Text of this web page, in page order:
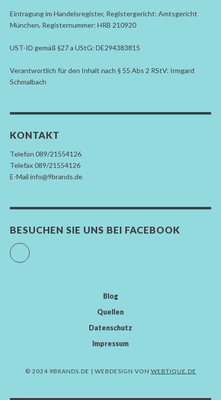
Eintragung im Handelsregister, Registergericht: Amtsgericht
München, Registernummer: HRB 210920
UST-ID gemäß §27 a UStG: DE294383815
Verantwortlich für den Inhalt nach § 55 Abs 2 RStV: Irmgard
Schmalbach
KONTAKT
Telefon 089/21554126
Telefax 089/21554126
E-Mail info@9brands.de
BESUCHEN SIE UNS BEI FACEBOOK
Facebook
Blog
Quellen
Datenschutz
Impressum
© 2024 9BRANDS.DE | WEBDESIGN VON WEBTIQUE.DE